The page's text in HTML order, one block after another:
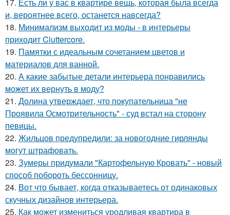
17. Есть ли у вас в квартире вещь, которая была всегда
и, вероятнее всего, останется навсегда?
18. Минимализм выходит из моды - в интерьеры
приходит Cluttercore.
19. Памятки с идеальным сочетанием цветов и
материалов для ванной.
20. А какие забытые детали интерьера понравились
может их вернуть в моду?
21. Долина утверждает, что покупательница "не
Проявила Осмотрительность" - суд встал на сторону
певицы.
22. Жильцов предупредили: за новогодние гирлянды
могут штрафовать.
23. Зумеры придумали "Картофельную Кровать" - новый
способ побороть бессонницу.
24. Вот что бывает, когда отказываетесь от одинаковых
скучных дизайнов интерьера.
25. Как может измениться уродливая квартира в